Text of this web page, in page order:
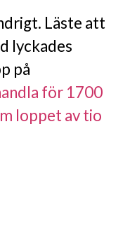
Läste att
lyckades
på
för 1700
loppet av tio